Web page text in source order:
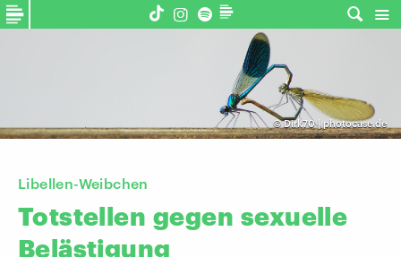
©Dirk70 | photocase.de
Libellen-Weibchen
Totstellen gegen sexuelle
Belästigung